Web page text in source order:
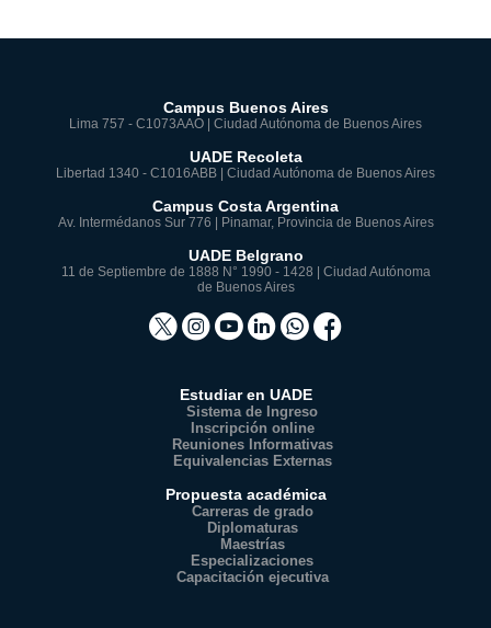
Campus Buenos Aires
Lima 757 - C1073AAO | Ciudad Autónoma de Buenos Aires
UADE Recoleta
Libertad 1340 - C1016ABB | Ciudad Autónoma de Buenos Aires
Campus Costa Argentina
Av. Intermédanos Sur 776 | Pinamar, Provincia de Buenos Aires
UADE Belgrano
11 de Septiembre de 1888 N° 1990 - 1428 | Ciudad Autónoma
de Buenos Aires
Estudiar en UADE
Sistema de Ingreso
Inscripción online
Reuniones Informativas
Equivalencias Externas
Propuesta académica
Carreras de grado
Diplomaturas
Maestrías
Especializaciones
Capacitación ejecutiva